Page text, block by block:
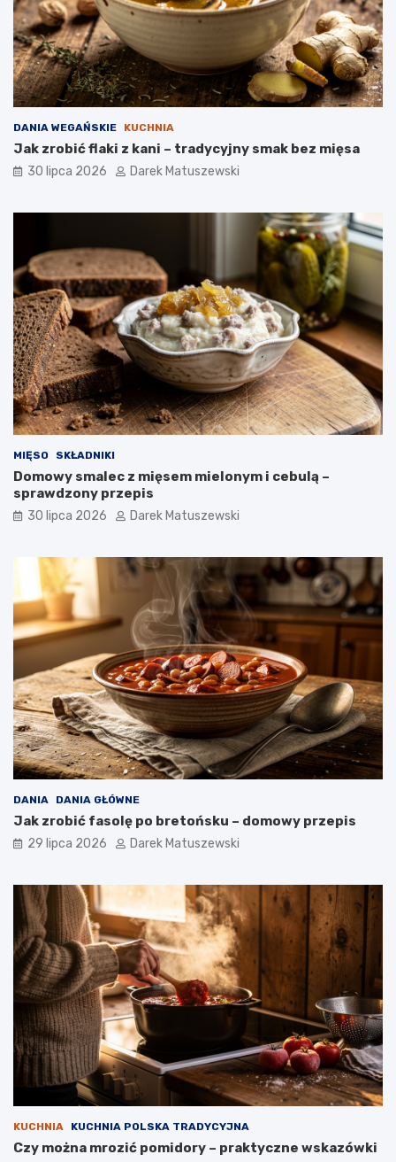
DANIA WEGAŃSKIE KUCHNIA
Jak zrobić flaki z kani – tradycyjny smak bez mięsa
30 lipca 2026 Darek Matuszewski
MIĘSO SKŁADNIKI
Domowy smalec z mięsem mielonym i cebulą –
sprawdzony przepis
30 lipca 2026 Darek Matuszewski
DANIA DANIA GŁÓWNE
Jak zrobić fasolę po bretońsku – domowy przepis
29 lipca 2026 Darek Matuszewski
KUCHNIA KUCHNIA POLSKA TRADYCYJNA
Czy można mrozić pomidory – praktyczne wskazówki